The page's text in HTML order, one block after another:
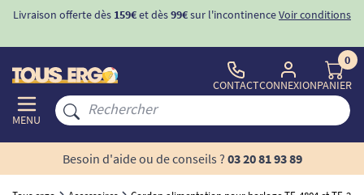
Livraison offerte dès 159€et dès99€sur l'incontinenceVoir conditions
MENU
CONTACTCONNEXION
0
PANIER
Besoin d'aide ou de conseils ? 03 20 81 93 89